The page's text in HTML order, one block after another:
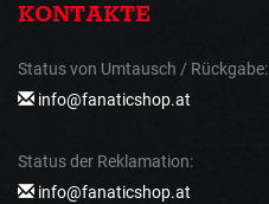
KONTAKTE
Status von Umtausch / Rückgabe:
info@fanaticshop.at
Status der Reklamation:
info@fanaticshop.at